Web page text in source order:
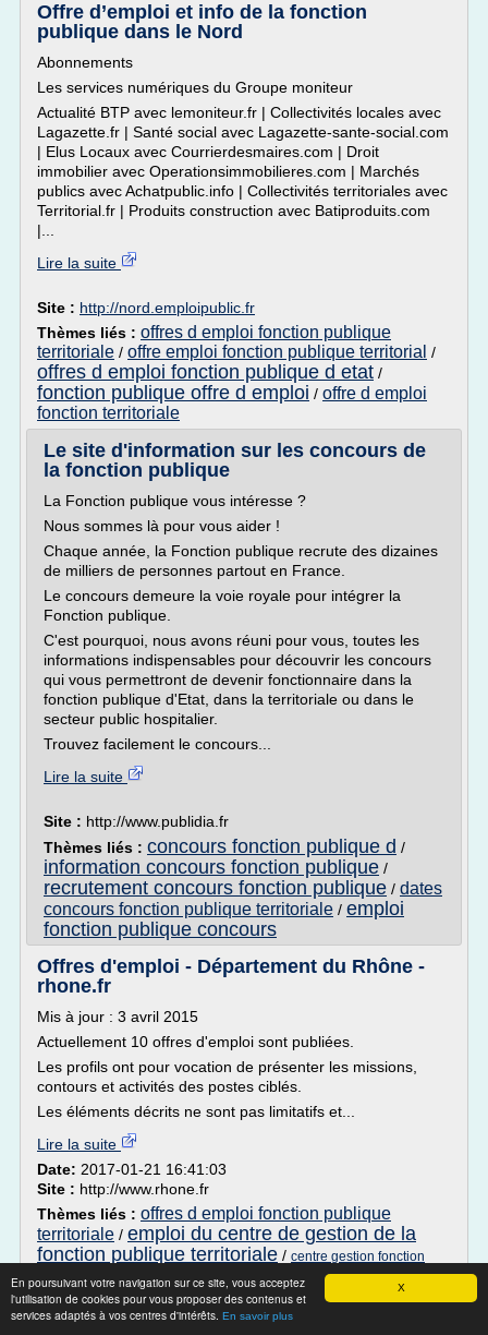
X
En poursuivant votre navigation sur ce site, vous acceptez
l'utilisation de cookies pour vous proposer des contenus et
services adaptés à vos centres d'intérêts. En savoir plus
Offre d’emploi et info de la fonction
publique dans le Nord
Abonnements
Les services numériques du Groupe moniteur
Actualité BTP avec lemoniteur.fr | Collectivités locales avec
Lagazette.fr | Santé social avec Lagazette-sante-social.com
| Elus Locaux avec Courrierdesmaires.com | Droit
immobilier avec Operationsimmobilieres.com | Marchés
publics avec Achatpublic.info | Collectivités territoriales avec
Territorial.fr | Produits construction avec Batiproduits.com
|...
Lire la suite
Site : http://nord.emploipublic.fr
Thèmes liés : offres d emploi fonction publique
territoriale / offre emploi fonction publique territorial /
offres d emploi fonction publique d etat /
fonction publique offre d emploi / offre d emploi
fonction territoriale
Le site d'information sur les concours de
la fonction publique
La Fonction publique vous intéresse ?
Nous sommes là pour vous aider !
Chaque année, la Fonction publique recrute des dizaines
de milliers de personnes partout en France.
Le concours demeure la voie royale pour intégrer la
Fonction publique.
C'est pourquoi, nous avons réuni pour vous, toutes les
informations indispensables pour découvrir les concours
qui vous permettront de devenir fonctionnaire dans la
fonction publique d'Etat, dans la territoriale ou dans le
secteur public hospitalier.
Trouvez facilement le concours...
Lire la suite
Site : http://www.publidia.fr
Thèmes liés : concours fonction publique d /
information concours fonction publique /
recrutement concours fonction publique / dates
concours fonction publique territoriale / emploi
fonction publique concours
Offres d'emploi - Département du Rhône -
rhone.fr
Mis à jour : 3 avril 2015
Actuellement 10 offres d'emploi sont publiées.
Les profils ont pour vocation de présenter les missions,
contours et activités des postes ciblés.
Les éléments décrits ne sont pas limitatifs et...
Lire la suite
Date: 2017-01-21 16:41:03
Site : http://www.rhone.fr
Thèmes liés : offres d emploi fonction publique
territoriale / emploi du centre de gestion de la
fonction publique territoriale / centre gestion fonction
publique territoriale rhone
offre d emploi fonction
territoriale/offres d emploi fonction publique d
etat